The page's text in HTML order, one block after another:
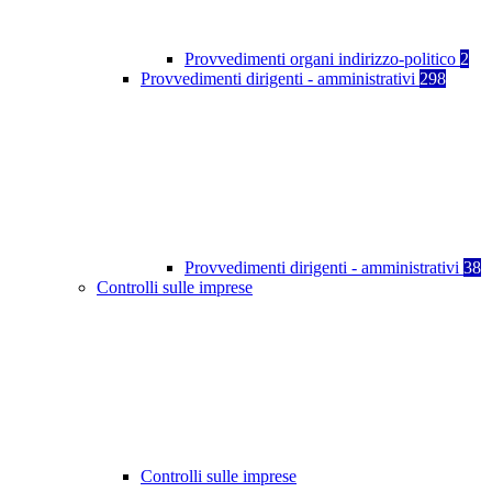
Provvedimenti organi indirizzo-politico 2
Provvedimenti dirigenti - amministrativi 298
Provvedimenti dirigenti - amministrativi 38
Controlli sulle imprese
Controlli sulle imprese